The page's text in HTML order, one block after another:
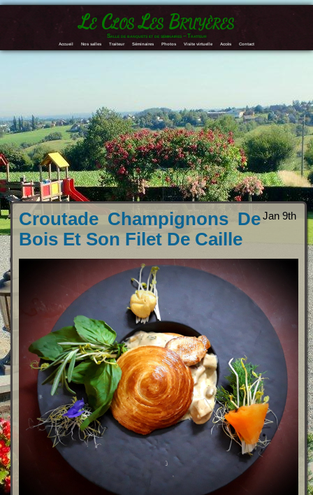
Le Clos Les Bruyères
Salle de banquets et de séminaires – Traiteur
Accueil Nos salles Traiteur Séminaires Photos Visite virtuelle Accès Contact
Jan 9th
Croutade Champignons De
Bois Et Son Filet De Caille